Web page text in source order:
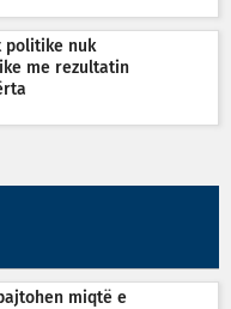
politike nuk
me rezultatin
miqtë e